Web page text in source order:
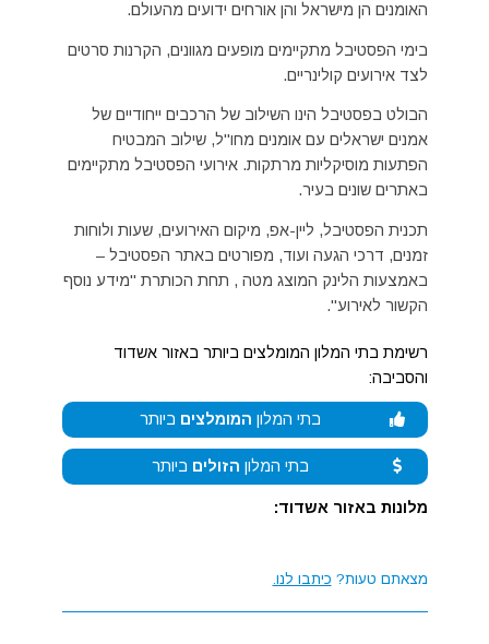
האומנים הן מישראל והן אורחים ידועים מהעולם.
בימי הפסטיבל מתקיימים מופעים מגוונים, הקרנות סרטים
לצד אירועים קולינריים.
הבולט בפסטיבל הינו השילוב של הרכבים ייחודיים של
אמנים ישראלים עם אומנים מחו"ל, שילוב המבטיח
הפתעות מוסיקליות מרתקות. אירועי הפסטיבל מתקיימים
באתרים שונים בעיר.
תכנית הפסטיבל, ליין-אפ, מיקום האירועים, שעות ולוחות
זמנים, דרכי הגעה ועוד, מפורטים באתר הפסטיבל –
באמצעות הלינק המוצג מטה , תחת הכותרת "מידע נוסף
הקשור לאירוע".
רשימת בתי המלון המומלצים ביותר באזור אשדוד
והסביבה:
בתי המלון המומלצים ביותר
בתי המלון הזולים ביותר
מלונות באזור אשדוד:
מצאתם טעות? כיתבו לנו.